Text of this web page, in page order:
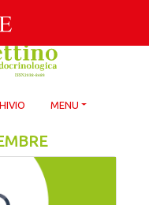
MENU